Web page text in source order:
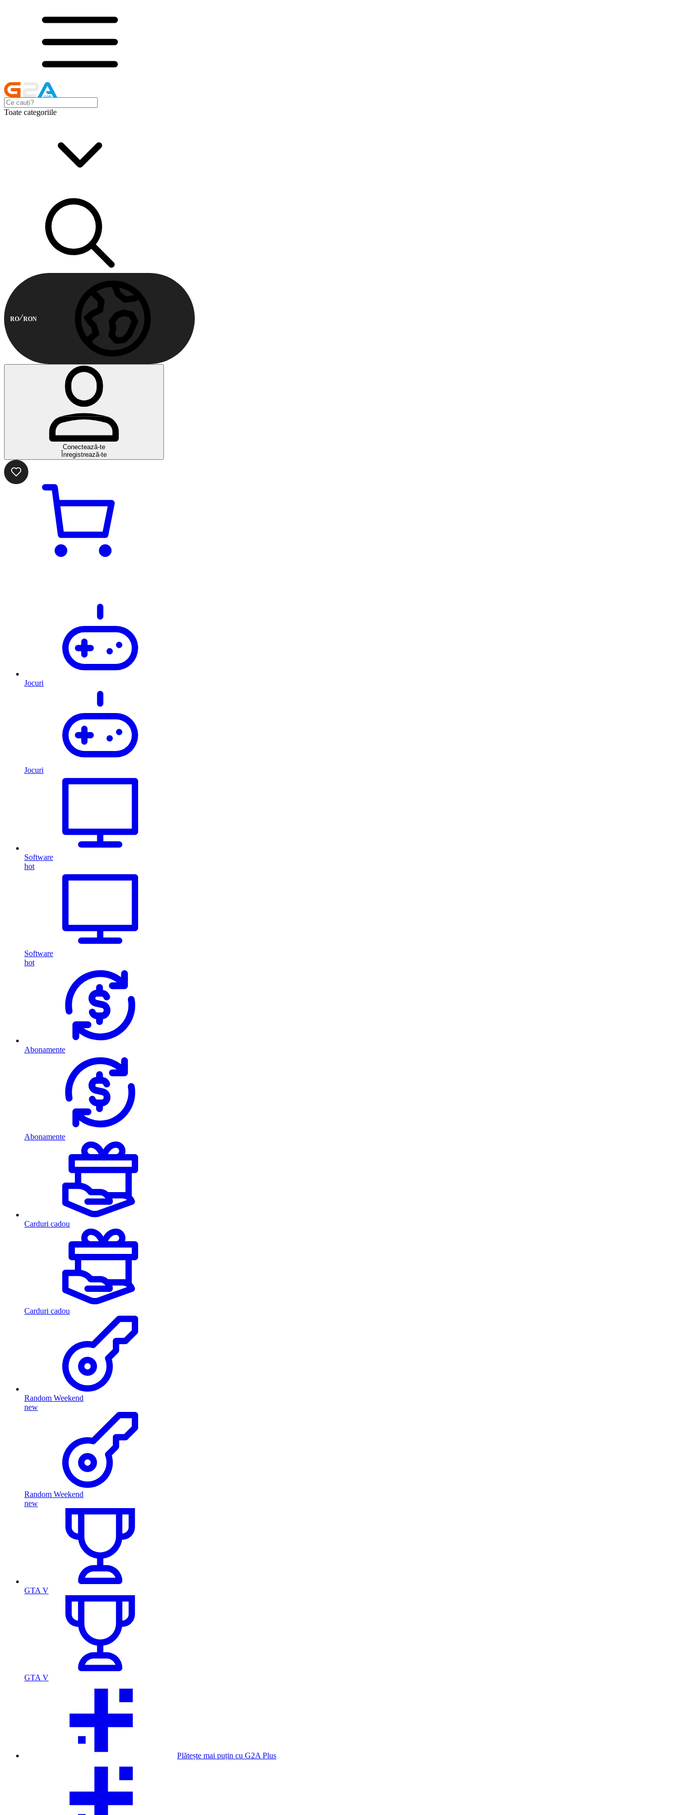
Toate categoriile
RO RON
Conectează-te
Înregistrează-te
Jocuri
Jocuri
Software
hot
Software
hot
Abonamente
Abonamente
Carduri cadou
Carduri cadou
Random Weekend
new
Random Weekend
new
GTA V
GTA V
Plătește mai puțin cu G2A Plus